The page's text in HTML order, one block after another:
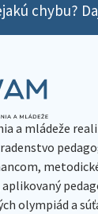
chybu?
a mládeže
olympiád a